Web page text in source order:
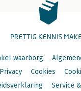
PRETTIG KENNIS
waarborg
Privacy Cookies
Service